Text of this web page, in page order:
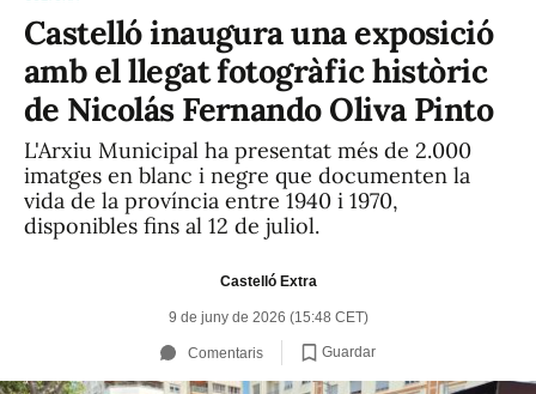
Castelló inaugura una exposició
amb el llegat fotogràfic històric
de Nicolás Fernando Oliva Pinto
L'Arxiu Municipal ha presentat més de 2.000
imatges en blanc i negre que documenten la
vida de la província entre 1940 i 1970,
disponibles fins al 12 de juliol.
Castelló Extra
9 de juny de 2026 (15:48 CET)
Comentaris Guardar